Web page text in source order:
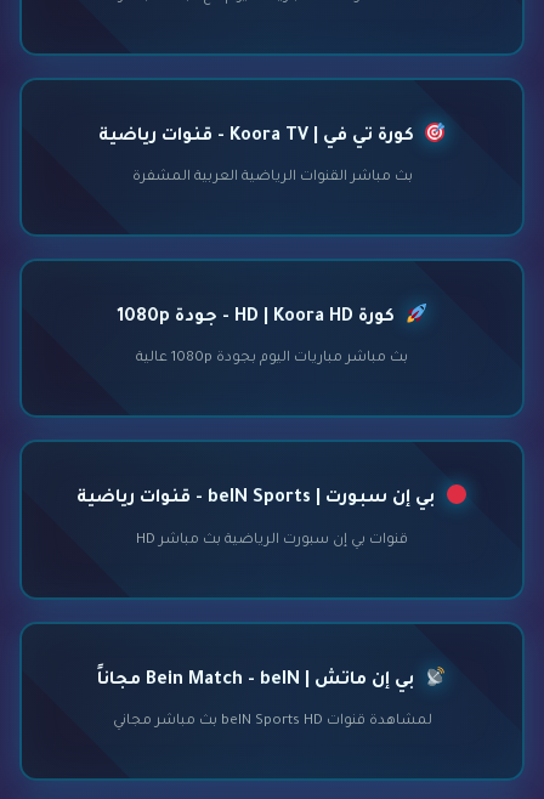
كورة تي في | Koora TV - قنوات رياضية
بث مباشر القنوات الرياضية العربية المشفرة
كورة HD | Koora HD - جودة 1080p
بث مباشر مباريات اليوم بجودة 1080p عالية
بي إن سبورت | beIN Sports - قنوات رياضية
قنوات بي إن سبورت الرياضية بث مباشر HD
بي إن ماتش | Bein Match - beIN مجاناً
لمشاهدة قنوات beIN Sports HD بث مباشر مجاني